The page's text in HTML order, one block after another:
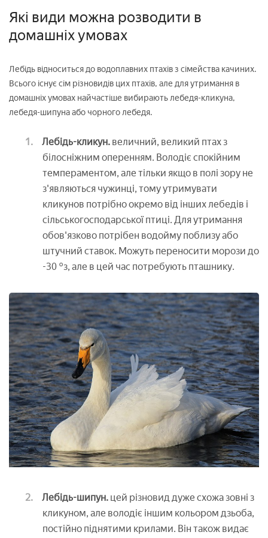
Які види можна розводити в
домашніх умовах
Лебідь відноситься до водоплавних птахів з сімейства качиних.
Всього існує сім різновидів цих птахів, але для утримання в
домашніх умовах найчастіше вибирають лебедя-кликуна,
лебедя-шипуна або чорного лебедя.
Лебідь-кликун. величний, великий птах з
білосніжним оперенням. Володіє спокійним
темпераментом, але тільки якщо в полі зору не
з'являються чужинці, тому утримувати
кликунов потрібно окремо від інших лебедів і
сільськогосподарської птиці. Для утримання
обов'язково потрібен водойму поблизу або
штучний ставок. Можуть переносити морози до
-30 °з, але в цей час потребують пташнику.
Лебідь-шипун. цей різновид дуже схожа зовні з
кликуном, але володіє іншим кольором дзьоба,
постійно піднятими крилами. Він також видає